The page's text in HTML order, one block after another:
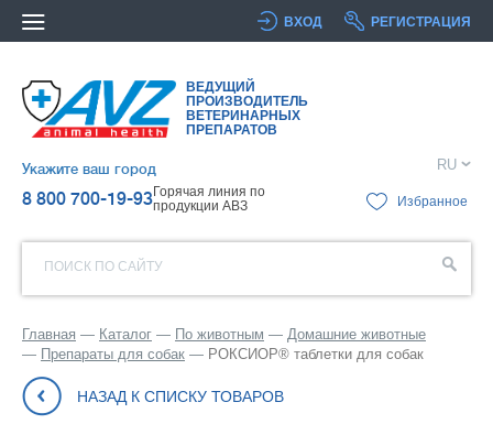
ВХОД РЕГИСТРАЦИЯ
ВЕДУЩИЙ
ПРОИЗВОДИТЕЛЬ
ВЕТЕРИНАРНЫХ
ПРЕПАРАТОВ
Укажите ваш город
8 800 700-19-93Горячая линия по
продукции АВЗ
RU
Избранное
ПОИСК ПО САЙТУ
Главная Каталог По животным
Домашние животные
Препараты для собак
РОКСИОР® таблетки для собак
НАЗАД К СПИСКУ ТОВАРОВ